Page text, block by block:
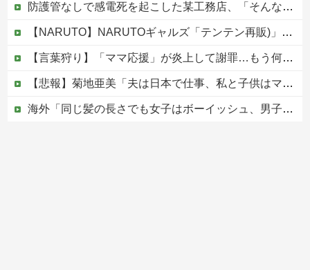
防護管なしで感電死を起こした某工務店、「そんな危険な現場お断りしますわ!と断って正解やったわ」と業者が業界事情を告白
【NARUTO】NARUTOギャルズ「テンテン再販)」フィギュア【明日予約開始】
【言葉狩り】「ママ応援」が炎上して謝罪…もう何も言えない
【悲報】菊地亜美「夫は日本で仕事、私と子供はマレーシア、夫は毎月会いに来る」←これどう思う？
海外「同じ髪の長さでも女子はボーイッシュ、男子は女っぽい扱いになる」呼び名が逆転する境界線あるある…？